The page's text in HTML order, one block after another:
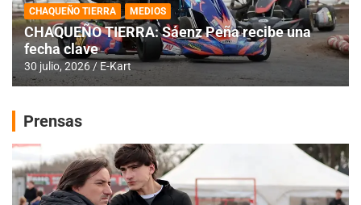
CHAQUEÑO TIERRA MEDIOS
CHAQUEÑO TIERRA: Sáenz Peña recibe una
fecha clave
30 julio, 2026 E-Kart
Prensas